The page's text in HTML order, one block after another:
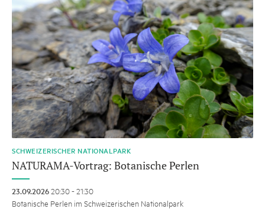
SCHWEIZERISCHER NATIONALPARK
NATURAMA-Vortrag: Botanische Perlen
23.09.202620:30 - 21:30
Botanische Perlen im Schweizerischen Nationalpark